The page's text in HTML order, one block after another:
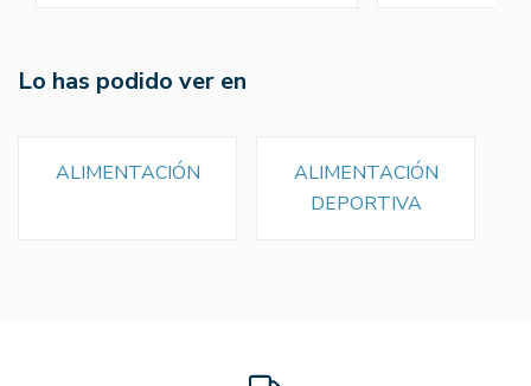
Lo has podido ver en
ALIMENTACIÓN
ALIMENTACIÓN
DEPORTIVA